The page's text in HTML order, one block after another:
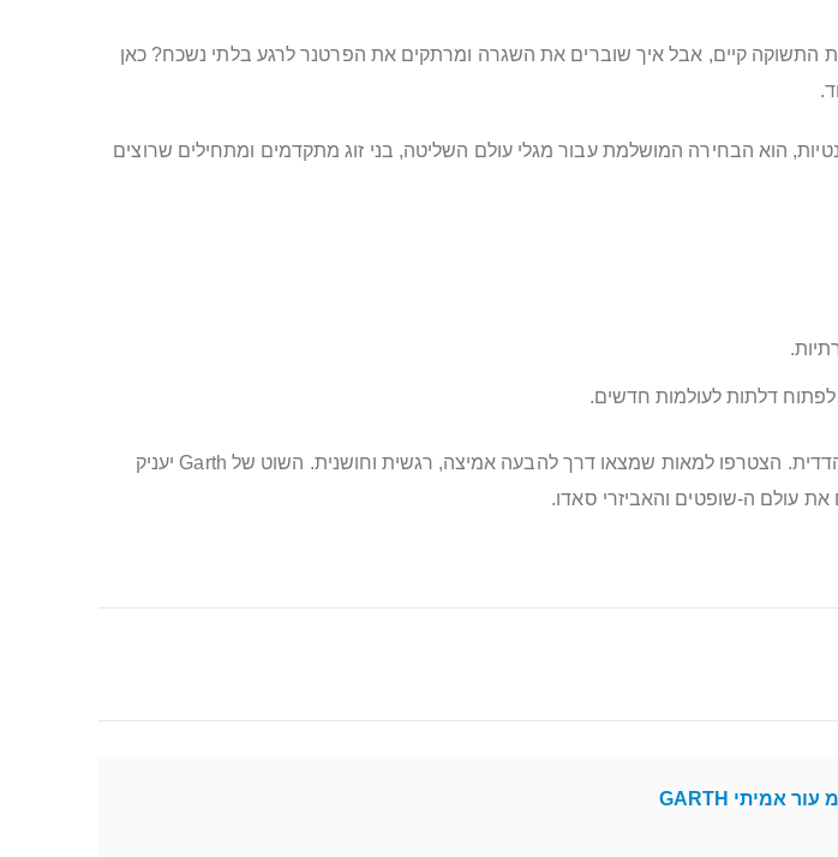
את התשוקה קיים, אבל איך שוברים את השגרה ומרתקים את הפרטנר לרגע בלתי נשכח? כאן
הוא הבחירה המושלמת עבור מגלי עולם השליטה, בני זוג מתקדמים ומתחילים שרוצים
לפתוח דלתות לעולמות חדשים.
בואו להעצים את מערכת היחסים שלכם ולגלות עולמות חדשים של עונג, אמון ושליטה הדדית. הצטרפו למאות שמצאו דרך להבעה אמיצה, רגשית וחושנית. השוט של Garth יעניק
את עולם ה-שופטים והאביזרי סאדו.